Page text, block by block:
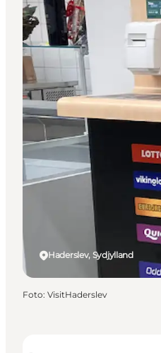
Haderslev, Sydjylland
Foto: VisitHaderslev